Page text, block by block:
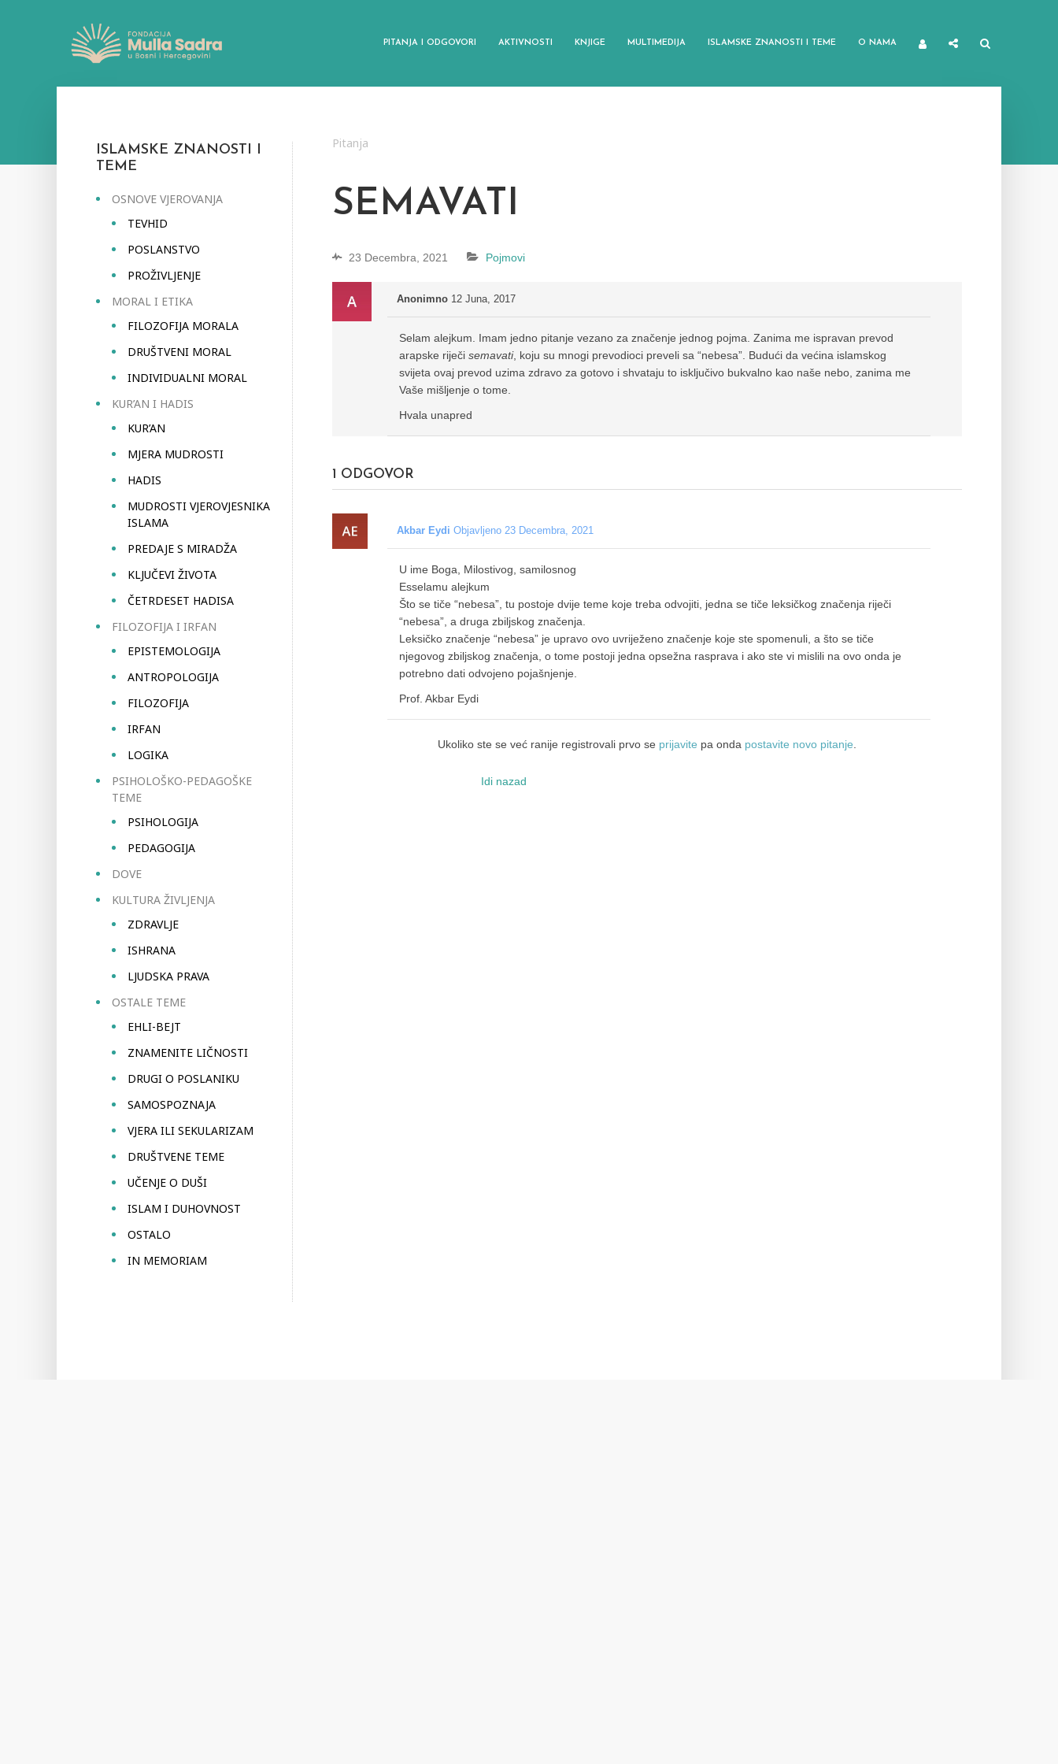
PITANJA I ODGOVORI AKTIVNOSTI KNJIGE MULTIMEDIJA ISLAMSKE ZNANOSTI I TEME O NAMA
ISLAMSKE ZNANOSTI I
TEME
OSNOVE VJEROVANJA
TEVHID
POSLANSTVO
PROŽIVLJENJE
MORAL I ETIKA
FILOZOFIJA MORALA
DRUŠTVENI MORAL
INDIVIDUALNI MORAL
KUR’AN I HADIS
KUR’AN
MJERA MUDROSTI
HADIS
MUDROSTI VJEROVJESNIKA
ISLAMA
PREDAJE S MIRADŽA
KLJUČEVI ŽIVOTA
ČETRDESET HADISA
FILOZOFIJA I IRFAN
EPISTEMOLOGIJA
ANTROPOLOGIJA
FILOZOFIJA
IRFAN
LOGIKA
PSIHOLOŠKO-PEDAGOŠKE
TEME
PSIHOLOGIJA
PEDAGOGIJA
DOVE
KULTURA ŽIVLJENJA
ZDRAVLJE
ISHRANA
LJUDSKA PRAVA
OSTALE TEME
EHLI-BEJT
ZNAMENITE LIČNOSTI
DRUGI O POSLANIKU
SAMOSPOZNAJA
VJERA ILI SEKULARIZAM
DRUŠTVENE TEME
UČENJE O DUŠI
ISLAM I DUHOVNOST
OSTALO
IN MEMORIAM
Pitanja
SEMAVATI
23 Decembra, 2021 Pojmovi
Anonimno 12 Juna, 2017
Selam alejkum. Imam jedno pitanje vezano za značenje jednog pojma. Zanima me ispravan prevod
arapske riječi semavati, koju su mnogi prevodioci preveli sa “nebesa”. Budući da većina islamskog
svijeta ovaj prevod uzima zdravo za gotovo i shvataju to isključivo bukvalno kao naše nebo, zanima me
Vaše mišljenje o tome.
Hvala unapred
1 ODGOVOR
Akbar Eydi Objavljeno 23 Decembra, 2021
U ime Boga, Milostivog, samilosnog
Esselamu alejkum
Što se tiče “nebesa”, tu postoje dvije teme koje treba odvojiti, jedna se tiče leksičkog značenja riječi
“nebesa”, a druga zbiljskog značenja.
Leksičko značenje “nebesa” je upravo ovo uvriježeno značenje koje ste spomenuli, a što se tiče
njegovog zbiljskog značenja, o tome postoji jedna opsežna rasprava i ako ste vi mislili na ovo onda je
potrebno dati odvojeno pojašnjenje.
Prof. Akbar Eydi
Ukoliko ste se već ranije registrovali prvo se prijavite pa onda postavite novo pitanje.
Idi nazad